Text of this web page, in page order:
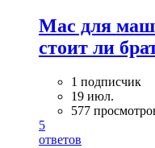
Mac для
стоит ли
1 подписчик
19 июл.
577
5
ответов